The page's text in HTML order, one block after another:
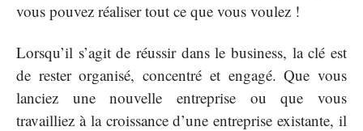
vous pouvez réaliser tout ce que vous voulez !
Lorsqu’il s’agit de réussir dans le business, la clé est
de rester organisé, concentré et engagé. Que vous
lanciez une nouvelle entreprise ou que vous
travailliez à la croissance d’une entreprise existante, il